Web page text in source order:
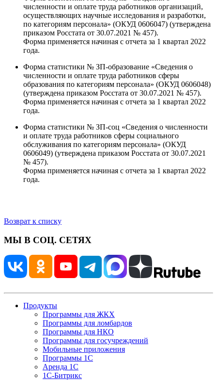
численности и оплате труда работников организаций,
осуществляющих научные исследования и разработки,
по категориям персонала» (ОКУД 0606047) (утверждена
приказом Росстата от 30.07.2021 № 457).
Форма применяется начиная с отчета за 1 квартал 2022
года.
Форма статистики № ЗП-образование «Сведения о
численности и оплате труда работников сферы
образования по категориям персонала» (ОКУД 0606048)
(утверждена приказом Росстата от 30.07.2021 № 457).
Форма применяется начиная с отчета за 1 квартал 2022
года.
Форма статистики № ЗП-соц «Сведения о численности
и оплате труда работников сферы социального
обслуживания по категориям персонала» (ОКУД
0606049) (утверждена приказом Росстата от 30.07.2021
№ 457).
Форма применяется начиная с отчета за 1 квартал 2022
года.
Возврат к списку
МЫ В СОЦ. СЕТЯХ
Продукты
Программы для ЖКХ
Программы для ломбардов
Программы для НКО
Программы для госучреждений
Мобильные приложения
Программы 1С
Аренда 1С
1С-Битрикс